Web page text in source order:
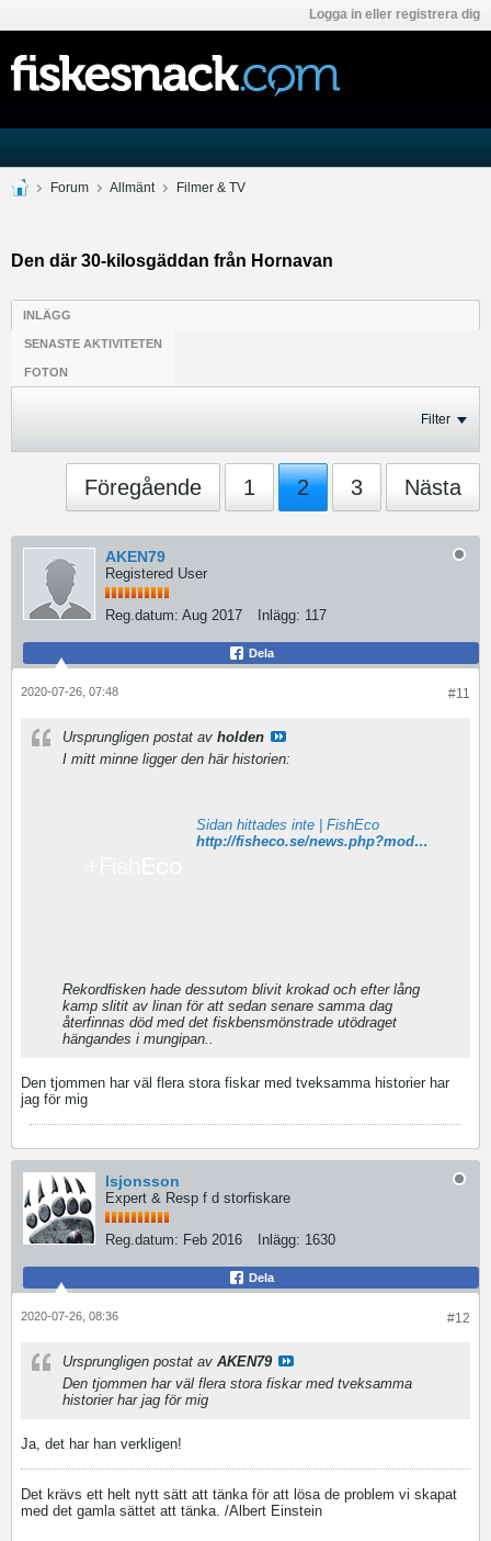
Logga in eller registrera dig
Forum Allmänt Filmer & TV
Den där 30-kilosgäddan från Hornavan
INLÄGG
SENASTE AKTIVITETEN
FOTON
Filter
Föregående 1 2 3 Nästa
AKEN79
Registered User
Reg.datum: Aug 2017 Inlägg: 117
Dela
#11
2020-07-26, 07:48
Ursprungligen postat av holden
I mitt minne ligger den här historien:
Sidan hittades inte | FishEco
http://fisheco.se/news.php?modulID=2&newsID=5270
Rekordfisken hade dessutom blivit krokad och efter lång
kamp slitit av linan för att sedan senare samma dag
återfinnas död med det fiskbensmönstrade utödraget
hängandes i mungipan..
Den tjommen har väl flera stora fiskar med tveksamma historier har
jag för mig
lsjonsson
Expert & Resp f d storfiskare
Reg.datum: Feb 2016 Inlägg: 1630
Dela
#12
2020-07-26, 08:36
Ursprungligen postat av AKEN79
Den tjommen har väl flera stora fiskar med tveksamma
historier har jag för mig
Ja, det har han verkligen!
Det krävs ett helt nytt sätt att tänka för att lösa de problem vi skapat
med det gamla sättet att tänka. /Albert Einstein